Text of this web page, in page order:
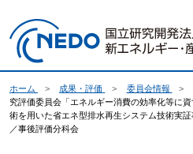
ホーム 成果・評価 委員会情報
究評価委員会「エネルギー消費の効率化等に
術を用いた省エネ型排水再生システム技術実
／事後評価分科会